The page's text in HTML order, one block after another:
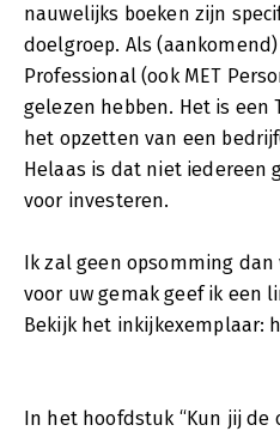
nauwelijks boeken zijn
doelgroep. Als
Professional (ook MET
gelezen hebben. Het is een
het opzetten van een
Helaas is dat niet iedereen
voor investeren.
Ik zal geen opsomming
voor uw gemak geef ik een
Bekijk het inkijkexemplaar:
In het hoofdstuk “Kun jij de